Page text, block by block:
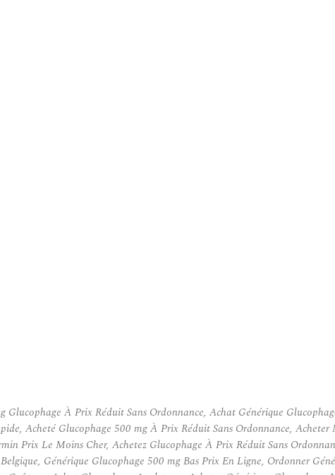
À Prix Réduit Sans Ordonnance, Achat Générique
Acheté Glucophage 500 mg À Prix Réduit Sans Ordonnance,
Prix Le Moins Cher, Achetez Glucophage À Prix Réduit Sans
Générique Glucophage 500 mg Bas Prix En Ligne, Ordonner